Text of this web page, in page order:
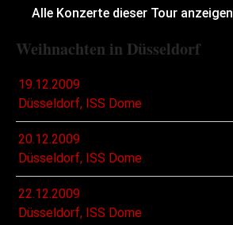
Alle Konzerte dieser Tour anzeigen
Weihnachten in Düsseldorf
19.12.2009
Düsseldorf, ISS Dome
20.12.2009
Düsseldorf, ISS Dome
22.12.2009
Düsseldorf, ISS Dome